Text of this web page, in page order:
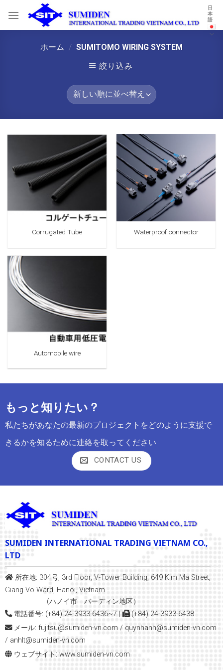
content
日
本
語
ホーム / SUMITOMO WIRING SYSTEM
絞り込み
Corrugated Tube Waterproof connector
Automobile wire
もっと知りたい？
私たちがあなたの最新のプロジェクトをどのように支援で
きるかを知るために連絡を取ってください
CONTACT US
SUMIDEN INTERNATIONAL TRADING VIETNAM CO.,
LTD
所在地: 304号, 3rd Floor, V-Tower Building, 649 Kim Ma Street,
Giang Vo Ward, Hanoi, Vietnam
(ハノイ市 バーディン地区）
電話番号: (+84) 24-3933-6436~7
(+84) 24-3933-6438
メール: fujitsu@sumiden-vn.com / quynhanh@sumiden-vn.com
/ anhlt@sumiden-vn.com
ウェブサイト: www.sumiden-vn.com